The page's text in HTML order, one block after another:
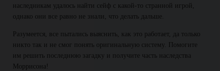
наследникам удалось найти сейф с какой-то странной игрой,
однако они все равно не знали, что делать дальше.
Разумеется, все пытались выяснить, как это работает, да только
никто так и не смог понять оригинальную систему. Помогите
им решить последнюю загадку и получите часть наследства
Моррисона!